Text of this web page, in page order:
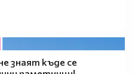
знаят къде се